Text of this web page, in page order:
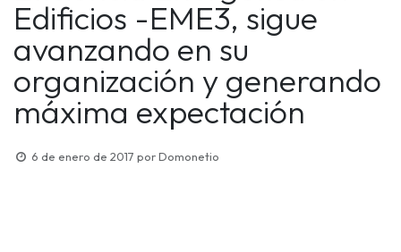
Edificios -EME3, sigue
avanzando en su
organización y generando
máxima expectación
6 de enero de 2017 porDomonetio